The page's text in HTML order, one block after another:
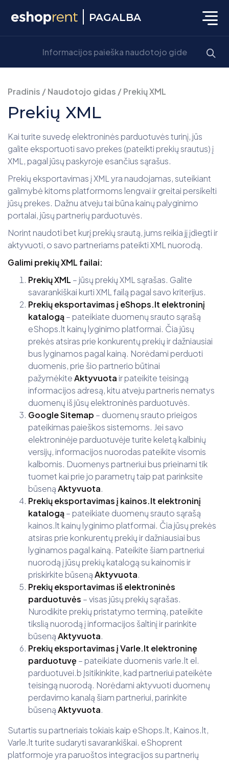
PAGALBA
Pradinis /Naudotojo gidas /Prekių XML
Prekių XML
Kai turite suvedę elektroninės parduotuvės turinį, jūs
galite eksportuoti savo prekes (pateikti prekių srautus) į
XML, pagal jūsų paskyroje esančius sąrašus.
Prekių eksportavimas į XML yra naudojamas, suteikiant
galimybė kitoms platformoms lengvai ir greitai persikelti
jūsų prekes. Dažnu atveju tai būna kainų palyginimo
portalai, jūsų partnerių parduotuvės.
Norint naudoti bet kurį prekių srautą, jums reikia jį įdiegti ir
aktyvuoti, o savo partneriams pateikti XML nuorodą.
Galimi prekių XML failai:
Prekių XML – jūsų prekių XML sąrašas. Galite
savarankiškai kurti XML failą pagal savo kriterijus.
Prekių eksportavimas į eShops.lt elektroninį
katalogą– pateikiate duomenų srauto sąrašą
eShops.lt kainų lyginimo platformai. Čia jūsų
prekės atsiras prie konkurentų prekių ir dažniausiai
bus lyginamos pagal kainą. Norėdami perduoti
duomenis, prie šio partnerio būtinai
pažymėkiteAktyvuota ir pateikite teisingą
informacijos adresą, kitu atveju partneris nematys
duomenų iš jūsų elektroninės parduotuvės.
Google Sitemap – duomenų srauto prieigos
pateikimas paieškos sistemoms. Jei savo
elektroninėje parduotuvėje turite keletą kalbinių
versijų, informacijos nuorodas pateikite visomis
kalbomis. Duomenys partneriui bus prieinami tik
tuomet kai prie jo parametrų taip pat parinksite
būsenąAktyvuota.
Prekių eksportavimas į kainos.lt elektroninį
katalogą– pateikiate duomenų srauto sąrašą
kainos.lt kainų lyginimo platformai. Čia jūsų prekės
atsiras prie konkurentų prekių ir dažniausiai bus
lyginamos pagal kainą. Pateikite šiam partneriui
nuorodą į jūsų prekių katalogą su kainomis ir
priskirkite būsenąAktyvuota.
Prekių eksportavimas iš elektroninės
parduotuvės – visas jūsų prekių sąrašas.
Nurodikite prekių pristatymo terminą, pateikite
tikslią nuorodą į informacijos šaltinį ir parinkite
būsenąAktyvuota.
Prekių eksportavimas į Varle.lt elektroninę
parduotuvę – pateikiate duomenis varle.lt el.
parduotuvei.b Įsitikinkite, kad partneriui pateikėte
teisingą nuorodą. Norėdami aktyvuoti duomenų
perdavimo kanalą šiam partneriui, parinkite
būsenąAktyvuota.
Sutartis su partneriais tokiais kaip eShops.lt, Kainos.lt,
Varle.lt turite sudaryti savarankiškai. eShoprent
platformoje yra paruoštos integracijos su partnerių